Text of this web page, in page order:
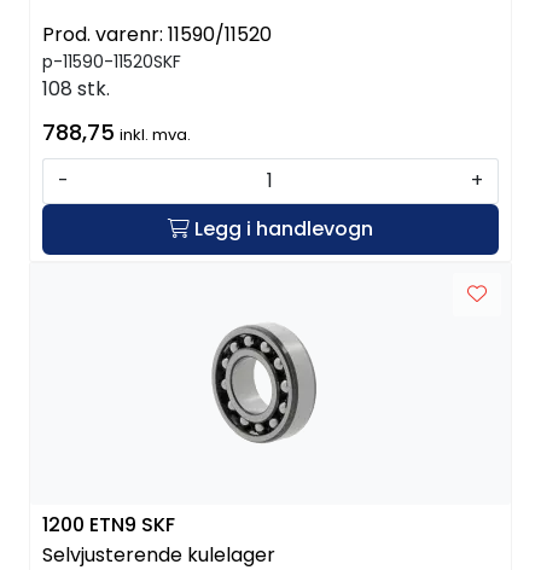
Prod. varenr: 11590/11520
p-11590-11520SKF
108 stk.
788,75 inkl. mva.
-
+
Legg i handlevogn
1200 ETN9 SKF
Selvjusterende kulelager